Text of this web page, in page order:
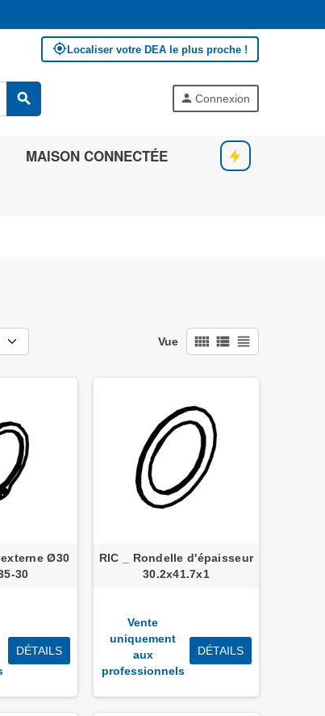
my_locationLocaliser votre DEA le plus proche !
search person Connexion
MAISON CONNECTÉE
Vue view_comfy view_list view_headline
Ø30
30
DÉTAILS
RIC _ Rondelle d'épaisseur
30.2x41.7x1
Vente
uniquement
aux
professionnels
DÉTAILS